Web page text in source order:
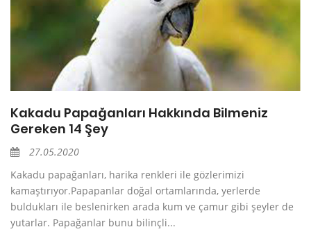
Kakadu Papağanları Hakkında Bilmeniz
Gereken 14 Şey
27.05.2020
Kakadu papağanları, harika renkleri ile gözlerimizi
kamaştırıyor.Papapanlar doğal ortamlarında, yerlerde
buldukları ile beslenirken arada kum ve çamur gibi şeyler de
yutarlar. Papağanlar bunu bilinçli...